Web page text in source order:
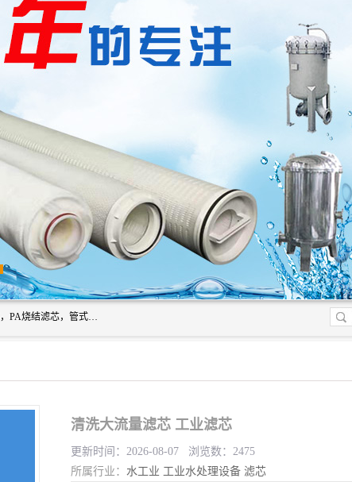
广州滤源过滤器材有限公司主营经营产品有：PTFE烧结滤芯、PE滤芯，烧结滤芯，PE烧结滤芯，PA烧结滤芯，管式膜支撑管，真空上料机滤芯，粉末烧结滤芯，止溢滤芯，吸头滤芯，湿化瓶滤芯、不锈钢烧结滤芯等。公司现拥有一批精干的管理人员和一支高素质的技术队伍，舒适优雅的办公环境和拥有全新现代化标准厂房。
清洗大流量滤芯 工业滤芯
更新时间：2026-08-07 浏览数：2475
所属行业： 水工业 工业水处理设备 滤芯